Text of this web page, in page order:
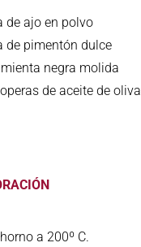
de ajo en polvo
de pimentón dulce
negra molida
de aceite de oliva
a 200º C.